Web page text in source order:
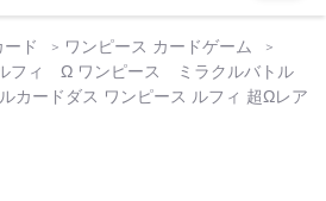
ード
ワンピース カードゲーム
フィ Ω ワンピース ミラクルバトル
カードダス ワンピース ルフィ 超Ωレア